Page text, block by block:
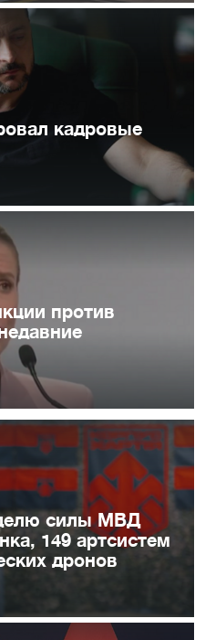
кадровые
против
силы МВД
149 артсистем
дронов